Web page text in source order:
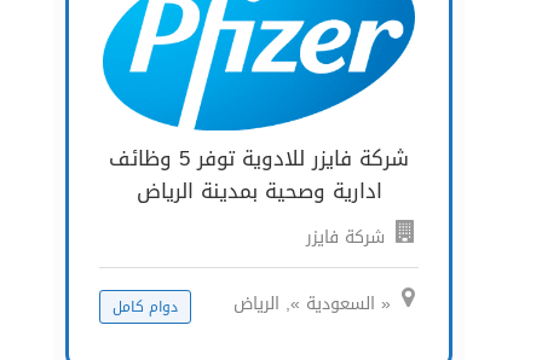
شركة فايزر للادوية توفر 5 وظائف
ادارية وصحية بمدينة الرياض
شركة فايزر
« السعودية », الرياض دوام كامل